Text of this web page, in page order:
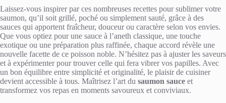
Laissez-vous inspirer par ces nombreuses recettes pour sublimer votre
saumon, qu’il soit grillé, poché ou simplement sauté, grâce à des
sauces qui apportent fraîcheur, douceur ou caractère selon vos envies.
Que vous optiez pour une sauce à l’aneth classique, une touche
exotique ou une préparation plus raffinée, chaque accord révèle une
nouvelle facette de ce poisson noble. N’hésitez pas à ajuster les saveurs
et à expérimenter pour trouver celle qui fera vibrer vos papilles. Avec
un bon équilibre entre simplicité et originalité, le plaisir de cuisiner
devient accessible à tous. Maîtrisez l’art du saumon sauce et
transformez vos repas en moments savoureux et conviviaux.